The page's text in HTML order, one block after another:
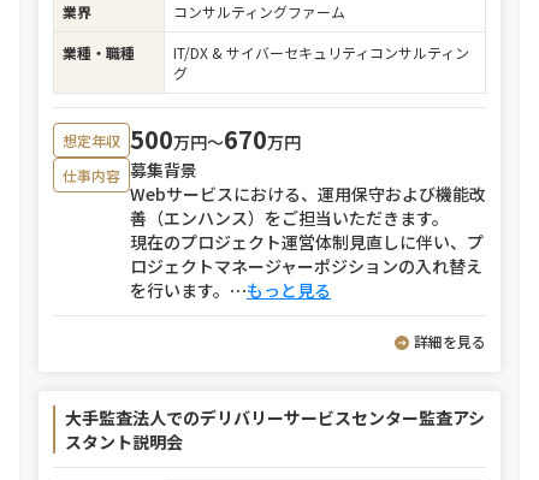
業界
コンサルティングファーム
業種・職種
IT/DX & サイバーセキュリティコンサルティン
グ
想定年収 500万円〜670万円
仕事内容 募集背景
Webサービスにおける、運用保守および機能改
善（エンハンス）をご担当いただきます。
現在のプロジェクト運営体制見直しに伴い、プ
ロジェクトマネージャーポジションの入れ替え
を行います。 ⋯もっと見る
詳細を見る
大手監査法人でのデリバリーサービスセンター監査アシ
スタント説明会